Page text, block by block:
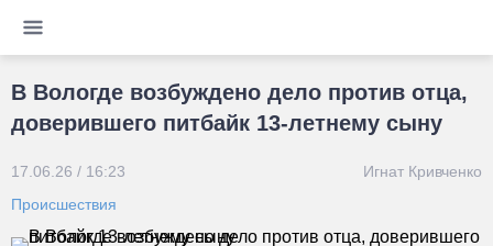
В Вологде возбуждено дело против отца,
доверившего питбайк 13-летнему сыну
17.06.26 / 16:23
Игнат Кривченко
Происшествия